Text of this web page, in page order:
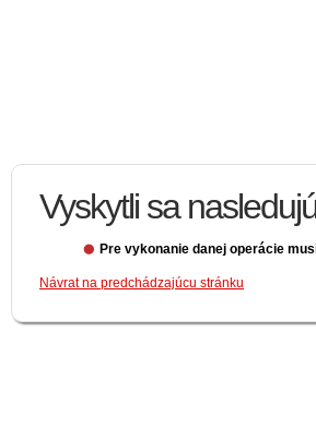
Vyskytli sa
Pre vykonanie danej operácie
Návrat na predchádzajúcu stránku